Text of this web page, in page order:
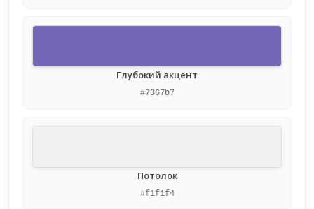
Глубокий акцент
#7367b7
Потолок
#f1f1f4